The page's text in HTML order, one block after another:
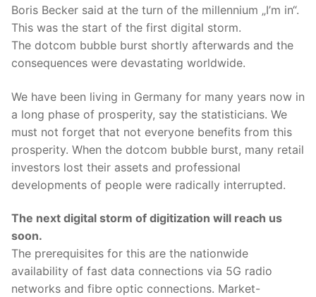
Boris Becker said at the turn of the millennium „I’m in“.
This was the start of the first digital storm.
The dotcom bubble burst shortly afterwards and the
consequences were devastating worldwide.
We have been living in Germany for many years now in
a long phase of prosperity, say the statisticians. We
must not forget that not everyone benefits from this
prosperity. When the dotcom bubble burst, many retail
investors lost their assets and professional
developments of people were radically interrupted.
The next digital storm of digitization will reach us
soon.
The prerequisites for this are the nationwide
availability of fast data connections via 5G radio
networks and fibre optic connections. Market-